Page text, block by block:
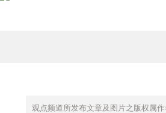
观点频道所发布文章及图片之版权属